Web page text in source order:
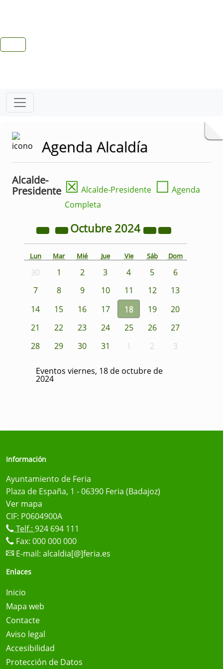
Agenda Alcaldía
Alcalde-
Presidente ☒ Alcalde-Presidente ☐ Agenda
Completa
Octubre 2024
Lun Mar Mié Jue Vie Sáb Dom
30 1 2 3 4 5
6
7
8 9 10 11 12
13
14
15 16 17 18 19
20
21
22 23 24 25 26
27
28
29 30 31 1 2 3
Eventos viernes, 18 de octubre de
2024
Información
Ayuntamiento de Feria
Plaza de España, 1 - 06390 Feria (Badajoz)
Ver mapa
CIF: P0604900A
Telf.: 924 694 111
Fax: 000 000 000
E-mail: alcaldia[@]feria.es
Enlaces
Inicio
Mapa web
Contacte
Aviso legal
Accesibilidad
Protección de Datos